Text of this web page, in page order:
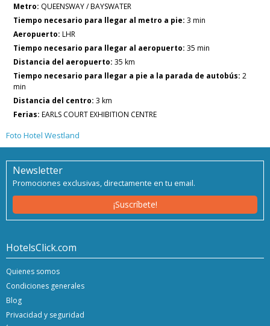
Metro: QUEENSWAY / BAYSWATER
Tiempo necesario para llegar al metro a pie: 3 min
Aeropuerto: LHR
Tiempo necesario para llegar al aeropuerto: 35 min
Distancia del aeropuerto: 35 km
Tiempo necesario para llegar a pie a la parada de autobús: 2
min
Distancia del centro: 3 km
Ferias: EARLS COURT EXHIBITION CENTRE
Foto Hotel Westland
Newsletter
Promociones exclusivas, directamente en tu email.
¡Suscríbete!
HotelsClick.com
Quienes somos
Condiciones generales
Blog
Privacidad y seguridad